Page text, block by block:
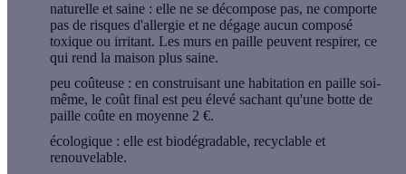
naturelle et saine : elle ne se décompose pas, ne comporte
pas de risques d'allergie et ne dégage aucun composé
toxique ou irritant. Les murs en paille peuvent respirer, ce
qui rend la maison plus saine.
peu coûteuse : en construisant une habitation en paille soi-
même, le coût final est peu élevé sachant qu'une botte de
paille coûte en moyenne 2 €.
écologique : elle est biodégradable, recyclable et
renouvelable.